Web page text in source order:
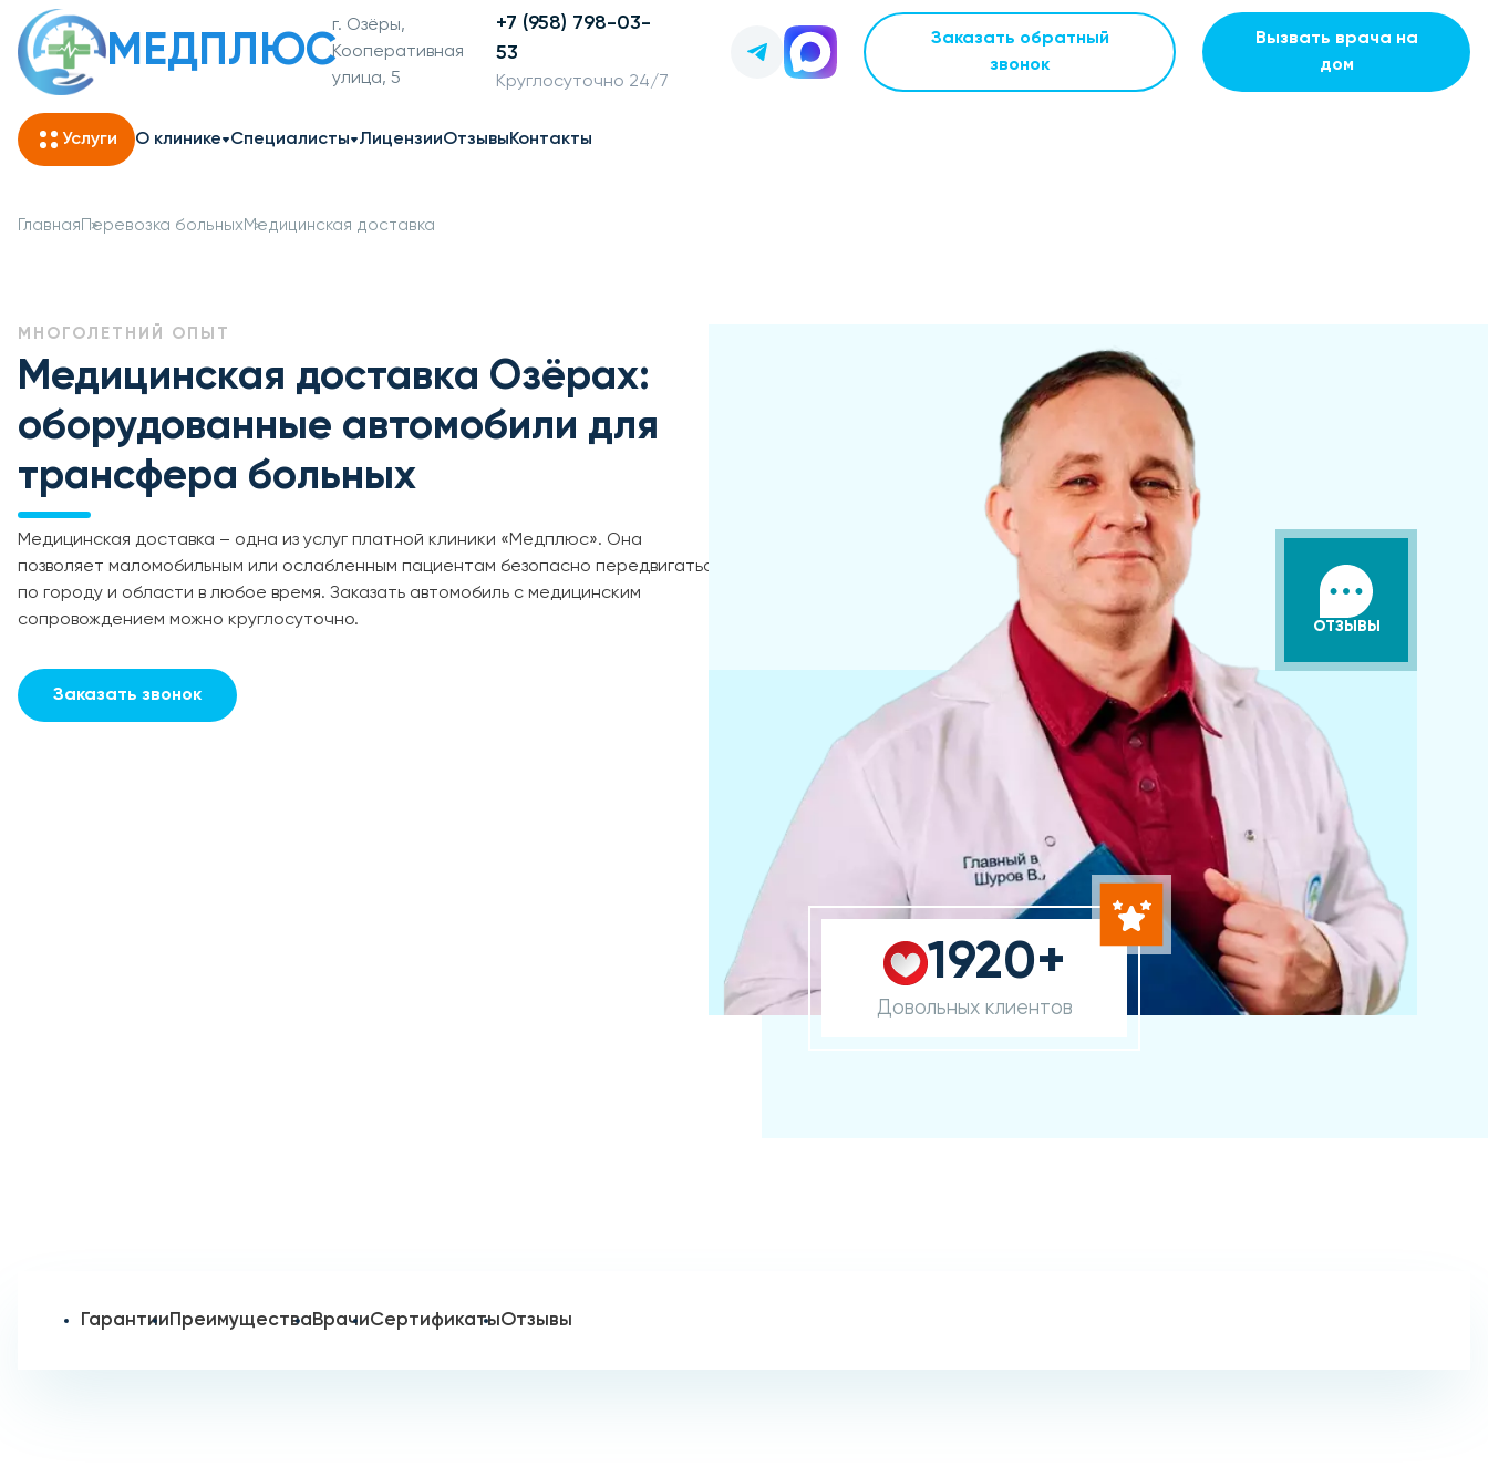
МЕДПЛЮС
г. Озёры,
Кооперативная
улица, 5
+7 (958) 798-03-
53
Круглосуточно 24/7
Заказать обратный
звонок
Вызвать врача на
дом
Услуги О клинике Специалисты ЛицензииОтзывыКонтакты
Главная Перевозка больных Медицинская доставка
МНОГОЛЕТНИЙ ОПЫТ
Медицинская доставка Озёрах:
оборудованные автомобили для
трансфера больных
Медицинская доставка – одна из услуг платной клиники «Медплюс». Она
позволяет маломобильным или ослабленным пациентам безопасно передвигаться
по городу и области в любое время. Заказать автомобиль с медицинским
сопровождением можно круглосуточно.
Заказать звонок
1920+
Довольных клиентов
ОТЗЫВЫ
ГарантииПреимуществаВрачиСертификатыОтзывы